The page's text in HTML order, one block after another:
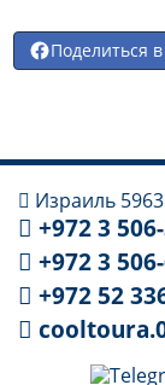
Поделиться
Израиль
+972 3
+972 3
+972 52